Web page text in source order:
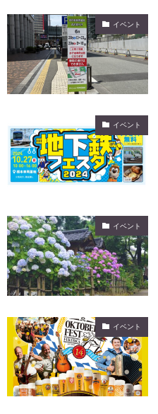
イベント
イベント
イベント
イベント